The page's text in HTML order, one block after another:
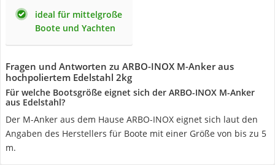
ideal für mittelgroße
Boote und Yachten
Fragen und Antworten zu ARBO-INOX M-Anker aus
hochpoliertem Edelstahl 2kg
Für welche Bootsgröße eignet sich der ARBO-INOX M-Anker
aus Edelstahl?
Der M-Anker aus dem Hause ARBO-INOX eignet sich laut den
Angaben des Herstellers für Boote mit einer Größe von bis zu 5
m.